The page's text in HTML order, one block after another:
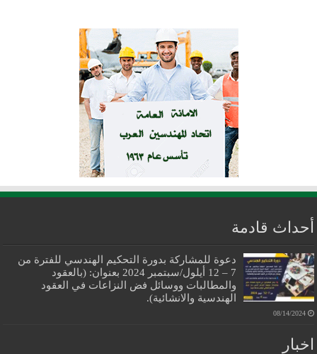
أحداث قادمة
دعوة للمشاركة بدورة التحكيم الهندسي للفترة من
7 – 12 أيلول/سبتمبر 2024 بعنوان: (بالعقود
والمطالبات ووسائل فض النزاعات في العقود
الهندسية والانشائية).
08/14/2024
اخبار